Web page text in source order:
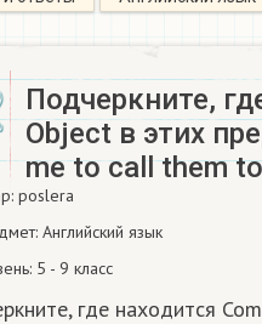
Подчеркните,
Object в этих
me to call them
poslera
Английский язык
5 - 9 класс
где находится